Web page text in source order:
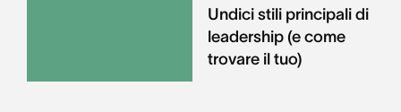
Undici stili principali di
leadership (e come
trovare il tuo)